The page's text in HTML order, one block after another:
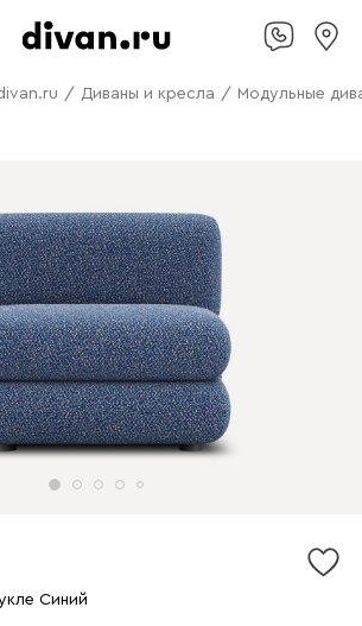
/ Диваны и кресла / Модульные
Синий